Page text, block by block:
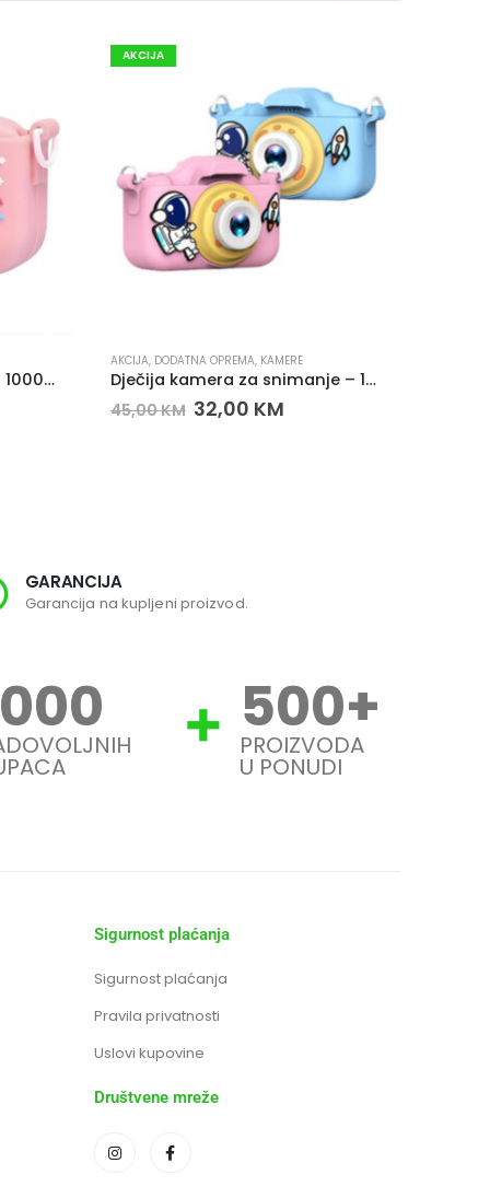
Dječija digitalna kamera – 1000mAh baterija, 2 leće, 32GB podrška
AKCIJA
AKCIJA, DODATNA OPREMA, KAMERE
Dječija kamera za snimanje – 1000mAh, 2 leće, 32GB
45,00KM 32,00 KM
GARANCIJA
Garancija na kupljeni proizvod.
500+
PROIZVODA
U PONUDI
Sigurnost plaćanja
Sigurnost plaćanja
Pravila privatnosti
Uslovi kupovine
Društvene mreže